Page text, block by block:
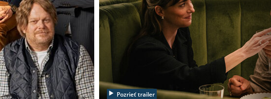
Pozrieť trailer